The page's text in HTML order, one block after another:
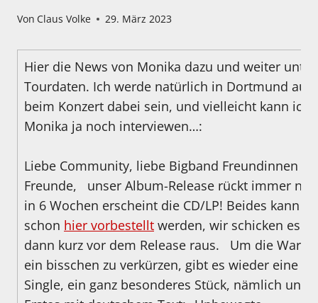
Von Claus Volke 29. März 2023
Hier die News von Monika dazu und weiter
Tourdaten. Ich werde natürlich in Dortmund
beim Konzert dabei sein, und vielleicht kann ich
Monika ja noch interviewen…:
Liebe Community, liebe Bigband Freundinnen
Freunde, unser Album-Release rückt immer
in 6 Wochen erscheint die CD/LP! Beides kann
schon hier vorbestellt werden, wir schicken es
dann kurz vor dem Release raus. Um die
ein bisschen zu verkürzen, gibt es wieder eine
Single, ein ganz besonderes Stück, nämlich